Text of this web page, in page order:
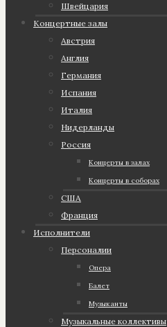
Швейцария
Концертные залы
Австрия
Англия
Германия
Испания
Италия
Нидерланды
Россия
Концерты в залах
Концерты в соборах
США
Франция
Исполнители
Персоналии
Опера
Балет
Музыканты
Музыкальные коллективы